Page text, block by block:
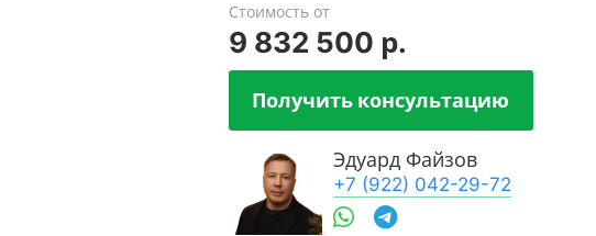
Стоимость от
9 832 500 р.
Получить консультацию
Эдуард Файзов
+7 (922) 042-29-72